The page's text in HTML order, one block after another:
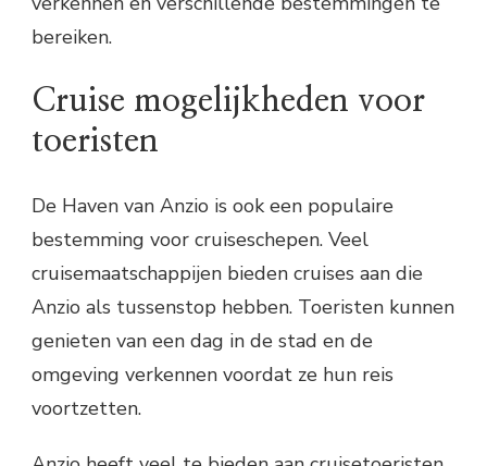
bereiken.
Cruise mogelijkheden voor
toeristen
De Haven van Anzio is ook een populaire
bestemming voor cruiseschepen. Veel
cruisemaatschappijen bieden cruises aan die
Anzio als tussenstop hebben. Toeristen kunnen
genieten van een dag in de stad en de
omgeving verkennen voordat ze hun reis
voortzetten.